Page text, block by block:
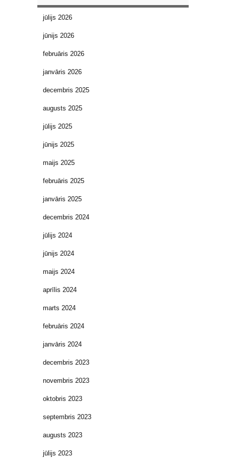
jūlijs 2026
jūnijs 2026
februāris 2026
janvāris 2026
decembris 2025
augusts 2025
jūlijs 2025
jūnijs 2025
maijs 2025
februāris 2025
janvāris 2025
decembris 2024
jūlijs 2024
jūnijs 2024
maijs 2024
aprīlis 2024
marts 2024
februāris 2024
janvāris 2024
decembris 2023
novembris 2023
oktobris 2023
septembris 2023
augusts 2023
jūlijs 2023